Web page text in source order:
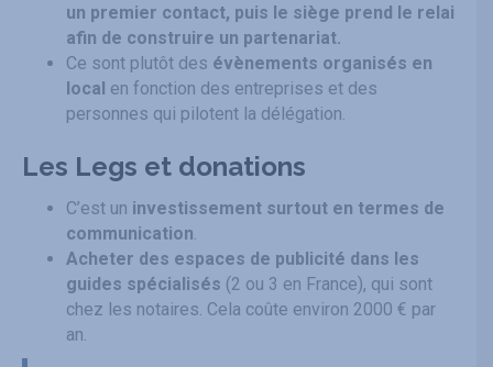
un premier contact, puis le siège prend le relai
afin de construire un partenariat.
Ce sont plutôt des évènements organisés en
local en fonction des entreprises et des
personnes qui pilotent la délégation.
Les Legs et donations
C’est un investissement surtout en termes de
communication
Acheter des espaces de publicité dans les
guides spécialisés (2 ou 3 en France), qui sont
chez les notaires. Cela coûte environ 2000 € par
an.